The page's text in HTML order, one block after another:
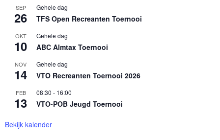
SEP
26
Gehele dag
TFS Open Recreanten Toernooi
OKT
10
Gehele dag
ABC Almtax Toernooi
NOV
14
Gehele dag
VTO Recreanten Toernooi 2026
FEB
13
08:30 - 16:00
VTO-POB Jeugd Toernooi
Bekijk kalender